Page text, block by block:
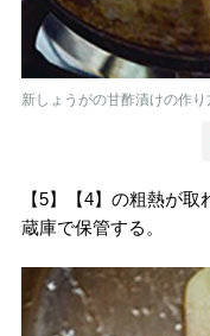
新しょうがの甘酢漬けの作り
【5】【4】の粗熱が
蔵庫で保管する。